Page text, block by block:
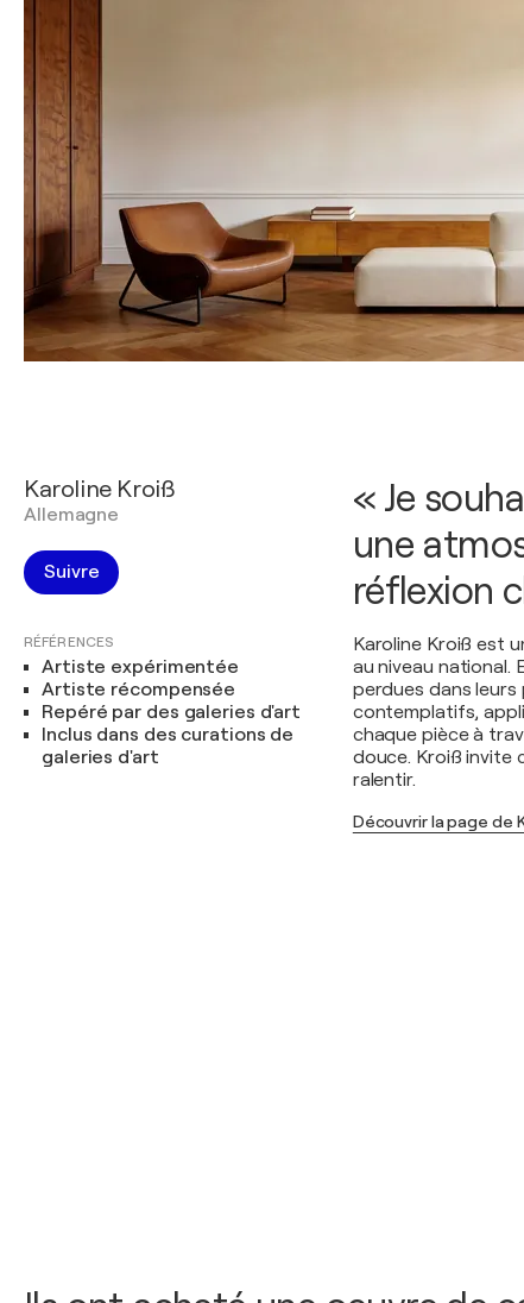
Karoline Kroiß
Allemagne
Suivre
RÉFÉRENCES
Artiste expérimentée
Artiste récompensée
Repéré par des galeries d'art
Inclus dans des curations de
galeries d'art
« Je
une
réflexion
Karoline Kroiß est
au niveau national.
perdues dans
contemplatifs,
chaque pièce à
douce. Kroiß invite
ralentir.
Découvrir la page de